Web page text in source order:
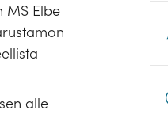
MS Elbe
alle